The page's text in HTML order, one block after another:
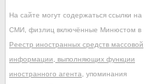
На сайте могут содержаться ссылки на
СМИ, физлиц включённые Минюстом в
Реестр иностранных средств массовой
информации, выполняющих функции
иностранного агента , упоминания